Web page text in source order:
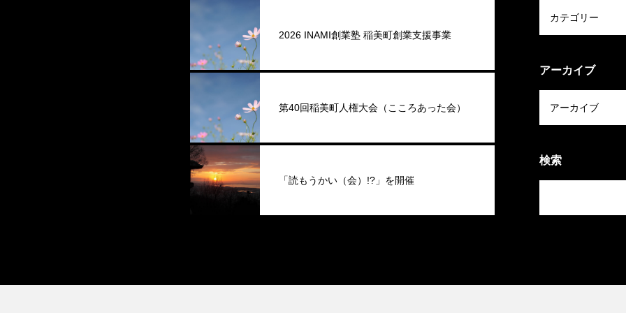
2026 INAMI創業塾 稲美町創業支援事業
第40回稲美町人権大会（こころあった会）
「読もうかい（会）!?」を開催
アーカイブ
検索